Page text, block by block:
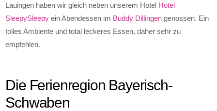
Lauingen haben wir gleich neben unserem Hotel Hotel
SleepySleepy ein Abendessen im Buddy Dillingen genossen. Ein
tolles Ambiente und total leckeres Essen, daher sehr zu
empfehlen.
Die Ferienregion Bayerisch-
Schwaben